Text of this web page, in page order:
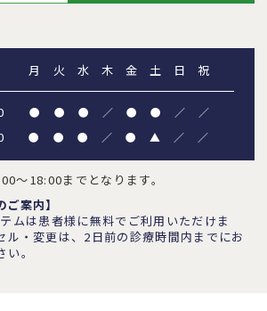
月 火 水 木 金 土 日 祝
● ● ● ／ ● ● ／ ／
● ● ● ／ ● ▲ ／ ／
～18:00までとなります。
ご案内】
ムは患者様に無料でご利用いただけま
ル・変更は、2日前の診療時間内までにお
。